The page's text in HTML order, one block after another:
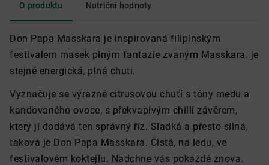
O produktu Nutriční hodnoty
Don Papa Masskara je inspirovaná filipínským
festivalem masek plným fantazie zvaným Masskara. je
stejně energická, plná chuti.
Vyznačuje se výrazně citrusovou chuťí s tóny medu a
kandovaného ovoce, s překvapivým chilli závěrem,
který jí dodává ten správný říz. Sladká a přesto silná,
taková je Don Papa Masskara. Čistá, na ledu, ve
festivalovém koktejlu. Nadchne vás pokaždé znova.